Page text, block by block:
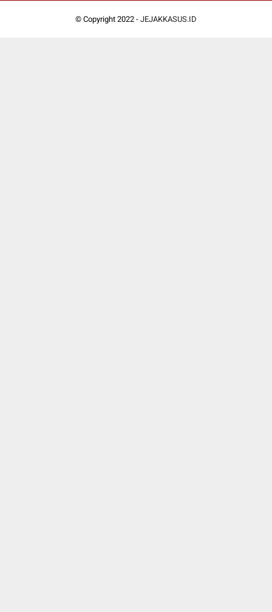
© Copyright 2022 - JEJAKKASUS.ID